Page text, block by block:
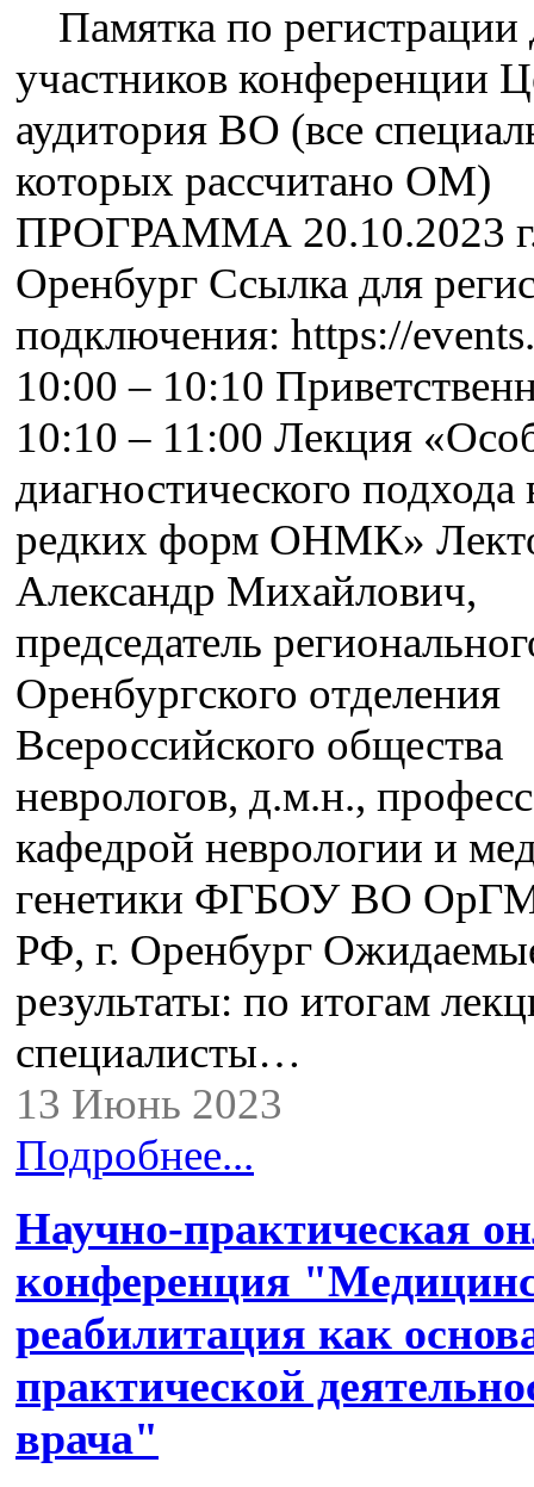
Памятка по регистрации
участников конференции
аудитория ВО (все
которых рассчитано ОМ)
ПРОГРАММА 20.10.2023
Оренбург Ссылка для
подключения: https://
10:00 – 10:10
10:10 – 11:00 Лекция
диагностического подхода
редких форм ОНМК»
Александр Михайлович,
председатель
Оренбургского отделения
Всероссийского общества
неврологов, д.м.н.,
кафедрой неврологии и
генетики ФГБОУ ВО
РФ, г. Оренбург
результаты: по итогам
специалисты…
13 Июнь 2023
Подробнее...
Научно-практическая
конференция
реабилитация как
практической
врача"